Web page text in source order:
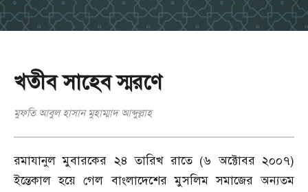
খতীব সাহেব স্মরণে
মুফতি আবুল হাসান মুহাম্মাদ আব্দুল্লাহ
রমাযানুল মুবারকের ২৪ তারিখ রাতে (৬ অক্টোবর ২০০৭)
ইন্তেকাল হয়ে গেল বাংলাদেশের মুসলিম সমাজের অন্যতম